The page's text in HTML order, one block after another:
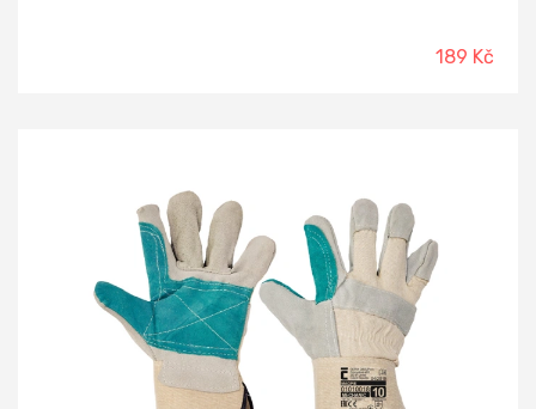
hřbetu: polyester, neopren Provedení manžety: elastická,
189 Kč